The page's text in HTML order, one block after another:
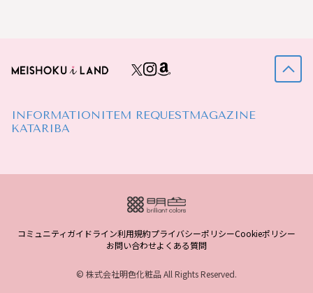
INFORMATION ITEM REQUESTMAGAZINE
KATARIBA
コミュニティガイドライン利用規約プライバシーポリシーCookieポリシー
お問い合わせよくある質問
© 株式会社明色化粧品 All Rights Reserved.